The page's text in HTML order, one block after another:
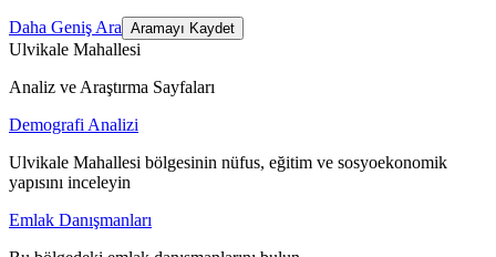
Daha Geniş Ara Aramayı Kaydet
Ulvikale Mahallesi
Analiz ve Araştırma Sayfaları
Demografi Analizi
Ulvikale Mahallesi bölgesinin nüfus, eğitim ve sosyoekonomik
yapısını inceleyin
Emlak Danışmanları